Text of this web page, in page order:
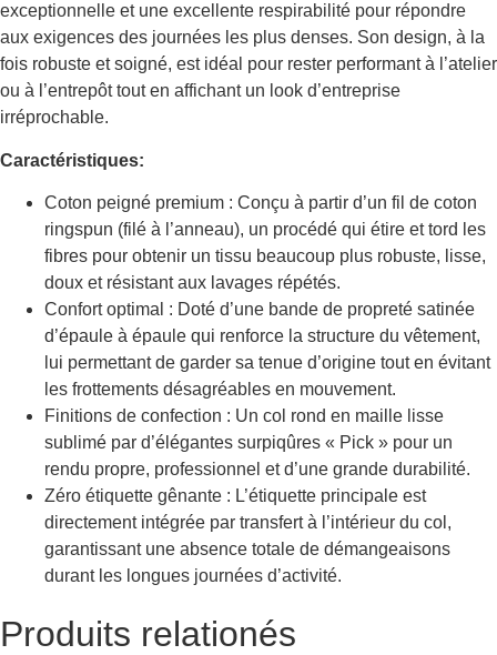
exceptionnelle et une excellente respirabilité pour répondre
aux exigences des journées les plus denses. Son design, à la
fois robuste et soigné, est idéal pour rester performant à l’atelier
ou à l’entrepôt tout en affichant un look d’entreprise
irréprochable.
Caractéristiques:
Coton peigné premium : Conçu à partir d’un fil de coton
ringspun (filé à l’anneau), un procédé qui étire et tord les
fibres pour obtenir un tissu beaucoup plus robuste, lisse,
doux et résistant aux lavages répétés.
Confort optimal : Doté d’une bande de propreté satinée
d’épaule à épaule qui renforce la structure du vêtement,
lui permettant de garder sa tenue d’origine tout en évitant
les frottements désagréables en mouvement.
Finitions de confection : Un col rond en maille lisse
sublimé par d’élégantes surpiqûres « Pick » pour un
rendu propre, professionnel et d’une grande durabilité.
Zéro étiquette gênante : L’étiquette principale est
directement intégrée par transfert à l’intérieur du col,
garantissant une absence totale de démangeaisons
durant les longues journées d’activité.
Produits relationés